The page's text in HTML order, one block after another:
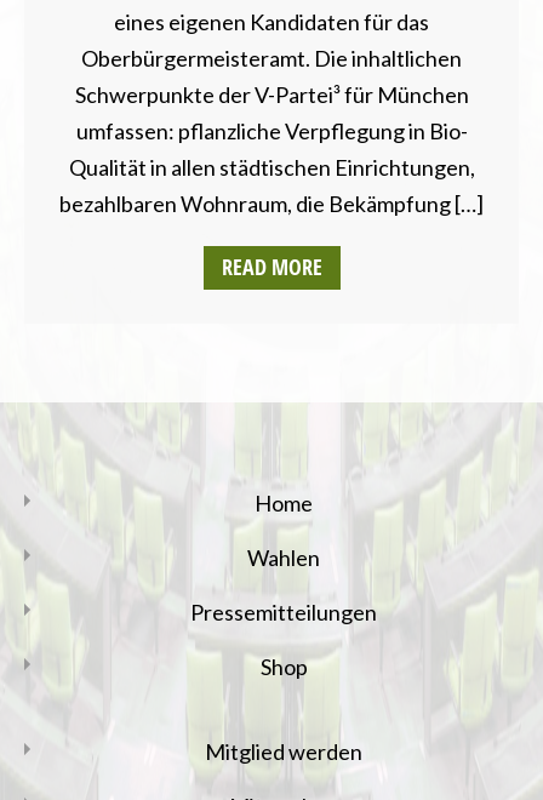
eines eigenen Kandidaten für das
Oberbürgermeisteramt. Die inhaltlichen
Schwerpunkte der V-Partei³ für München
umfassen: pflanzliche Verpflegung in Bio-
Qualität in allen städtischen Einrichtungen,
bezahlbaren Wohnraum, die Bekämpfung […]
READ MORE
Home
Wahlen
Pressemitteilungen
Shop
Mitglied werden